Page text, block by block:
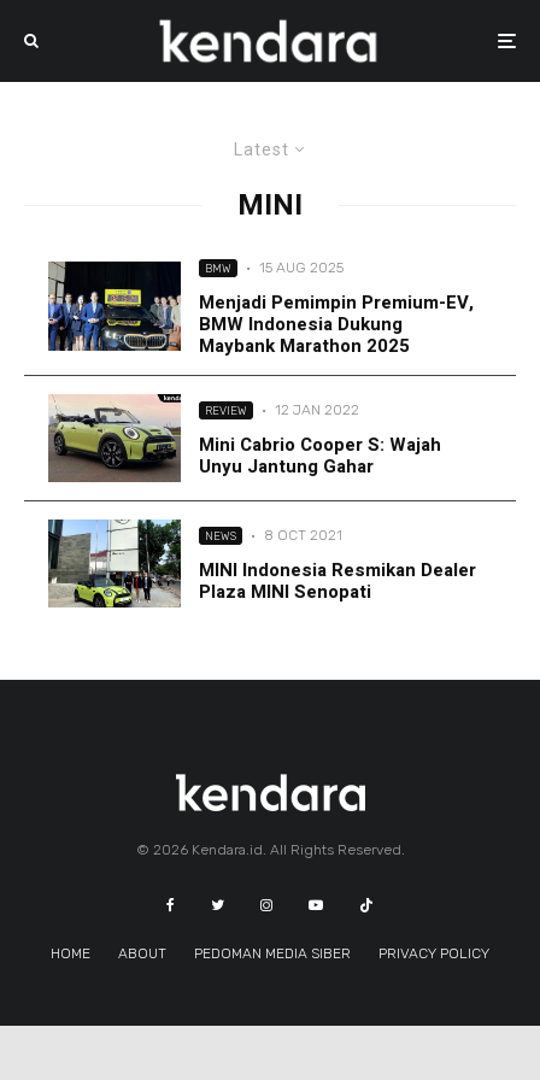
Latest
MINI
BMW · 15 AUG 2025
Menjadi Pemimpin Premium-EV,
BMW Indonesia Dukung
Maybank Marathon 2025
REVIEW · 12 JAN 2022
Mini Cabrio Cooper S: Wajah
Unyu Jantung Gahar
NEWS · 8 OCT 2021
MINI Indonesia Resmikan Dealer
Plaza MINI Senopati
© 2026 Kendara.id. All Rights Reserved.
HOME ABOUT PEDOMAN MEDIA SIBER PRIVACY POLICY